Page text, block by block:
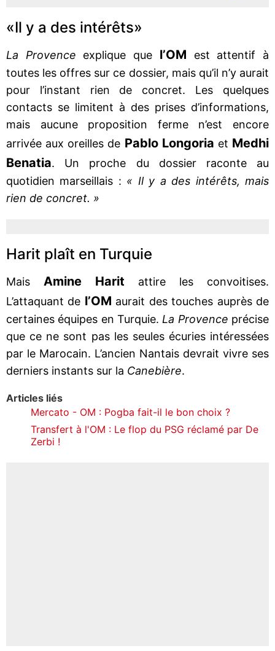
«Il y a des intérêts»
La Provence explique que l’OM est attentif à
toutes les offres sur ce dossier, mais qu’il n’y aurait
pour l’instant rien de concret. Les quelques
contacts se limitent à des prises d’informations,
mais aucune proposition ferme n’est encore
arrivée aux oreilles de Pablo Longoria et Medhi
Benatia. Un proche du dossier raconte au
quotidien marseillais : « Il y a des intérêts, mais
rien de concret. »
Harit plaît en Turquie
Mais Amine Harit attire les convoitises.
L’attaquant de l’OM aurait des touches auprès de
certaines équipes en Turquie. La Provence précise
que ce ne sont pas les seules écuries intéressées
par le Marocain. L’ancien Nantais devrait vivre ses
derniers instants sur la Canebière.
Articles liés
Mercato - OM : Pogba fait-il le bon choix ?
Transfert à l'OM : Le flop du PSG réclamé par De
Zerbi !